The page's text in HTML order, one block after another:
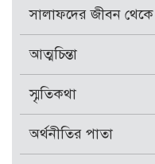
সালাফদের জীবন থেকে
আত্মচিন্তা
স্মৃতিকথা
অর্থনীতির পাতা